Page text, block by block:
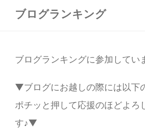
ブログランキング
ブログランキングに参加してい
▼ブログにお越しの際には以下
ポチッと押して応援のほどよろ
す♪▼